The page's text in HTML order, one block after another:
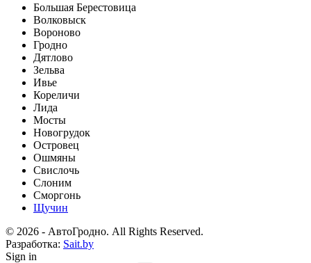
Большая Берестовица
Волковыск
Вороново
Гродно
Дятлово
Зельва
Ивье
Кореличи
Лида
Мосты
Новогрудок
Островец
Ошмяны
Свислочь
Слоним
Сморгонь
Щучин
© 2026 - АвтоГродно. All Rights Reserved.
Разработка: Sait.by
Sign in